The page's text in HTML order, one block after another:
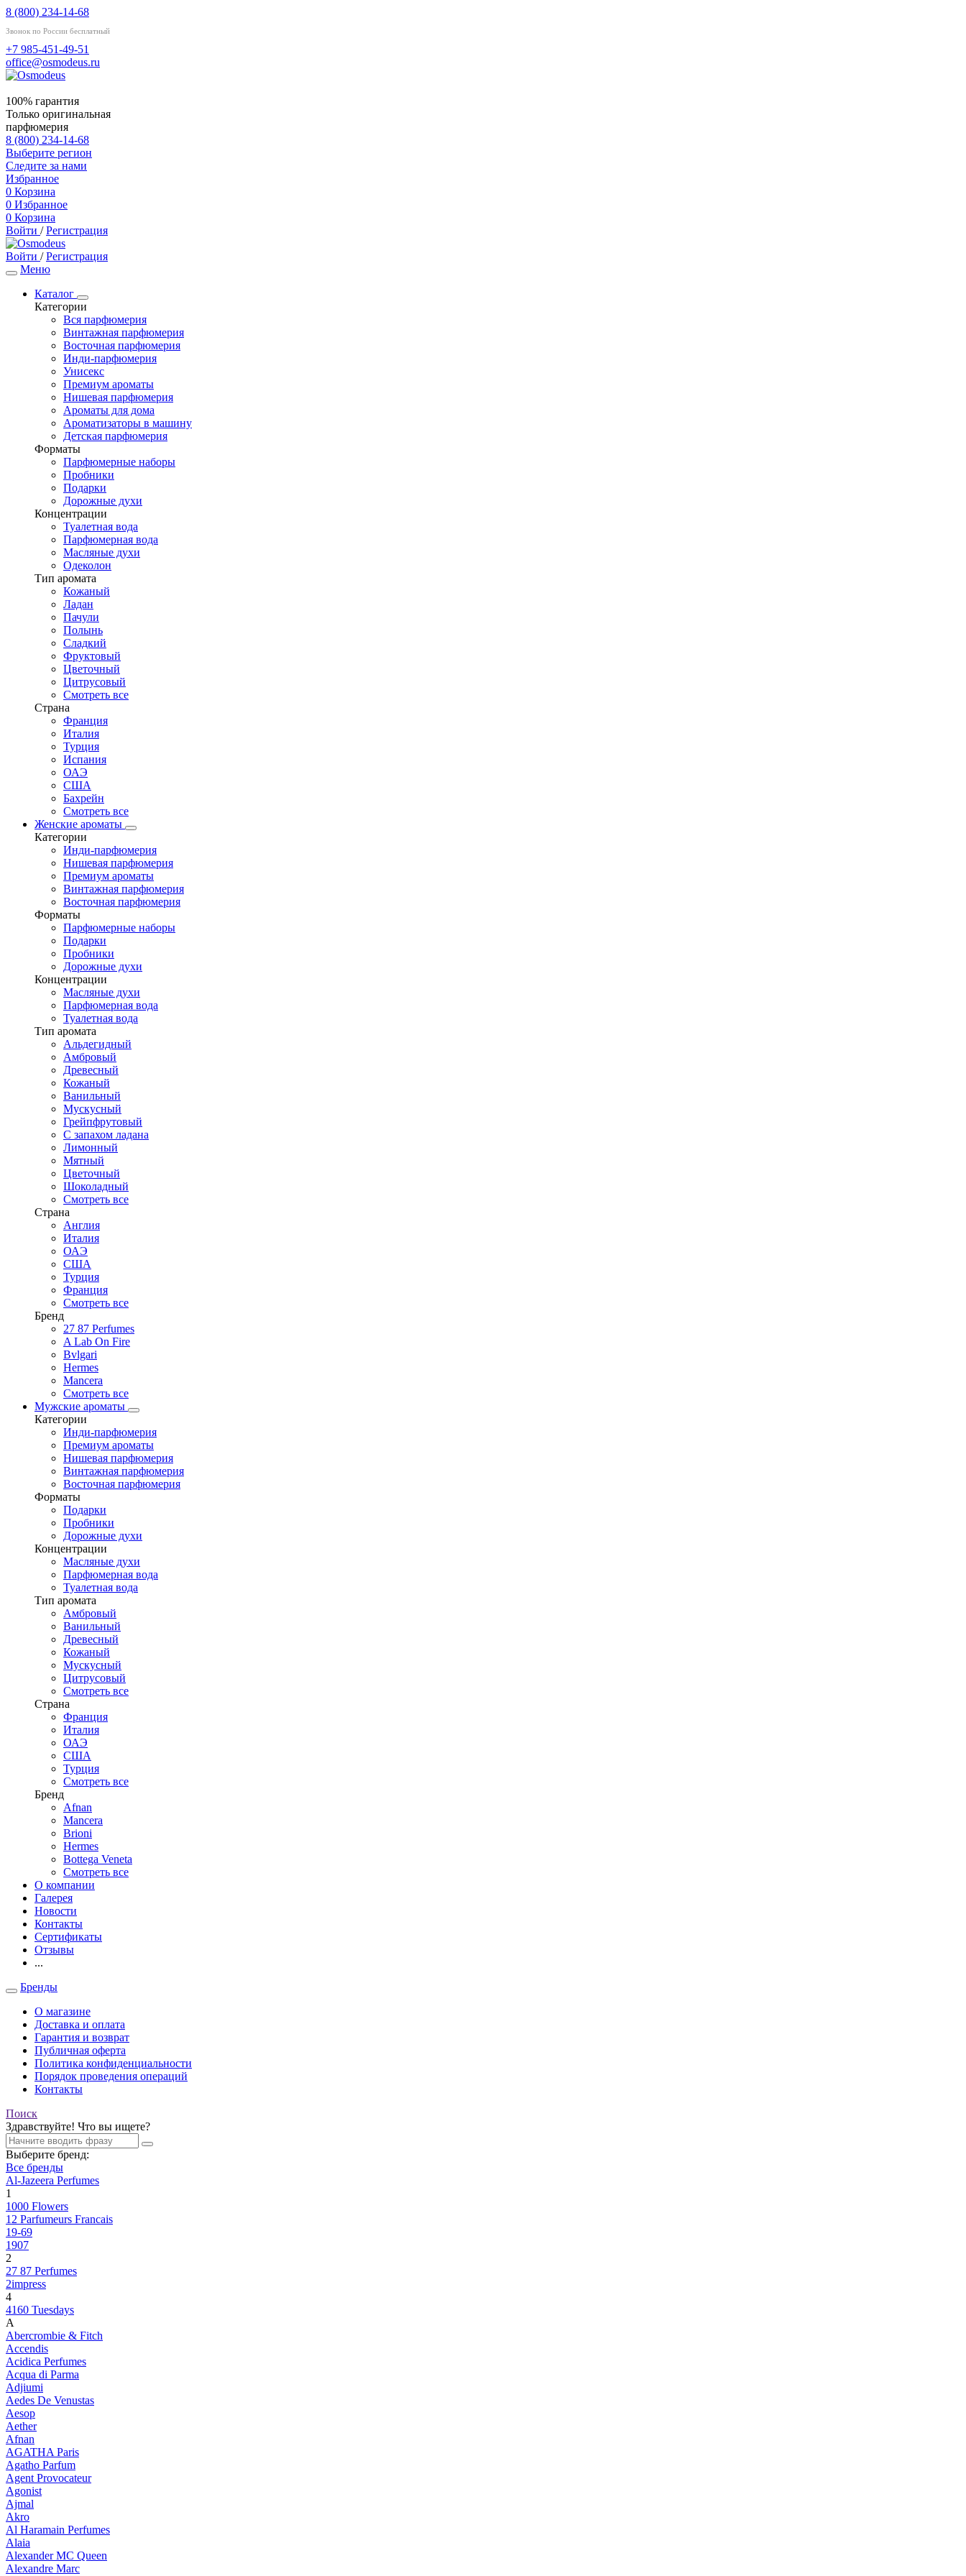
8 (800) 234-14-68
Звонок по России бесплатный
+7 985-451-49-51
office@osmodeus.ru
100% гарантия
Только оригинальная
парфюмерия
8 (800) 234-14-68
Выберите регион
Следите за нами
Избранное
0 Корзина
0 Избранное
0 Корзина
Войти / Регистрация
Войти / Регистрация
Меню
Каталог
Категории
Вся парфюмерия
Винтажная парфюмерия
Восточная парфюмерия
Инди-парфюмерия
Унисекс
Премиум ароматы
Нишевая парфюмерия
Ароматы для дома
Ароматизаторы в машину
Детская парфюмерия
Форматы
Парфюмерные наборы
Пробники
Подарки
Дорожные духи
Концентрации
Туалетная вода
Парфюмерная вода
Масляные духи
Одеколон
Тип аромата
Кожаный
Ладан
Пачули
Полынь
Сладкий
Фруктовый
Цветочный
Цитрусовый
Смотреть все
Страна
Франция
Италия
Турция
Испания
ОАЭ
США
Бахрейн
Смотреть все
Женские ароматы
Категории
Инди-парфюмерия
Нишевая парфюмерия
Премиум ароматы
Винтажная парфюмерия
Восточная парфюмерия
Форматы
Парфюмерные наборы
Подарки
Пробники
Дорожные духи
Концентрации
Масляные духи
Парфюмерная вода
Туалетная вода
Тип аромата
Альдегидный
Амбровый
Древесный
Кожаный
Ванильный
Мускусный
Грейпфрутовый
С запахом ладана
Лимонный
Мятный
Цветочный
Шоколадный
Смотреть все
Страна
Англия
Италия
ОАЭ
США
Турция
Франция
Смотреть все
Бренд
27 87 Perfumes
A Lab On Fire
Bvlgari
Hermes
Mancera
Смотреть все
Мужские ароматы
Категории
Инди-парфюмерия
Премиум ароматы
Нишевая парфюмерия
Винтажная парфюмерия
Восточная парфюмерия
Форматы
Подарки
Пробники
Дорожные духи
Концентрации
Масляные духи
Парфюмерная вода
Туалетная вода
Тип аромата
Амбровый
Ванильный
Древесный
Кожаный
Мускусный
Цитрусовый
Смотреть все
Страна
Франция
Италия
ОАЭ
США
Турция
Смотреть все
Бренд
Afnan
Mancera
Brioni
Hermes
Bottega Veneta
Смотреть все
О компании
Галерея
Новости
Контакты
Сертификаты
Отзывы
...
Бренды
О магазине
Доставка и оплата
Гарантия и возврат
Публичная оферта
Политика конфиденциальности
Порядок проведения операций
Контакты
Поиск
Здравствуйте! Что вы ищете?
Выберите бренд:
Все бренды
Al-Jazeera Perfumes
1
1000 Flowers
12 Parfumeurs Francais
19-69
1907
2
27 87 Perfumes
2impress
4
4160 Tuesdays
A
Abercrombie & Fitch
Accendis
Acidica Perfumes
Acqua di Parma
Adjiumi
Aedes De Venustas
Aesop
Aether
Afnan
AGATHA Paris
Agatho Parfum
Agent Provocateur
Agonist
Ajmal
Akro
Al Haramain Perfumes
Alaia
Alexander MC Queen
Alexandre Marc